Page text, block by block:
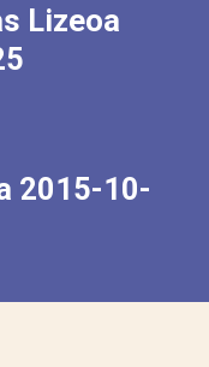
Lizeoa
2015-10-